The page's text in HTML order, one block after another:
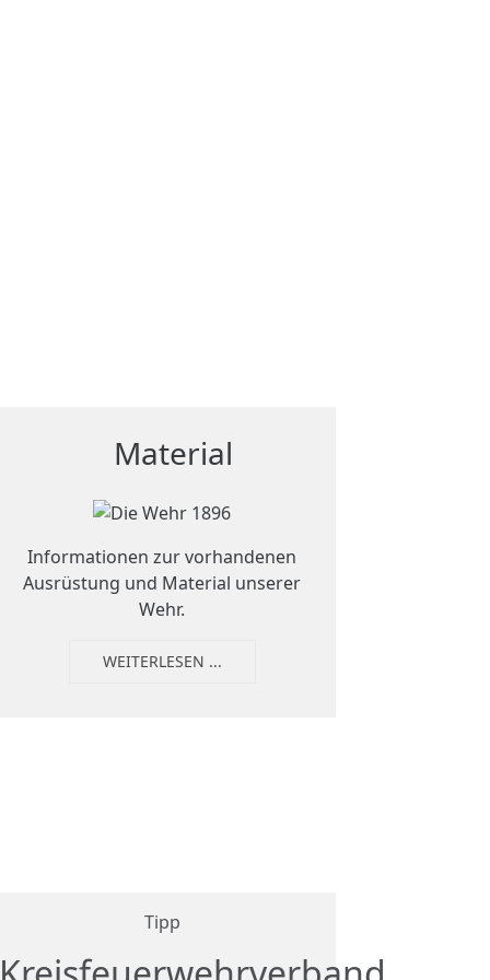
Material
Informationen zur vorhandenen
Ausrüstung und Material unserer
Wehr.
WEITERLESEN ...
Tipp